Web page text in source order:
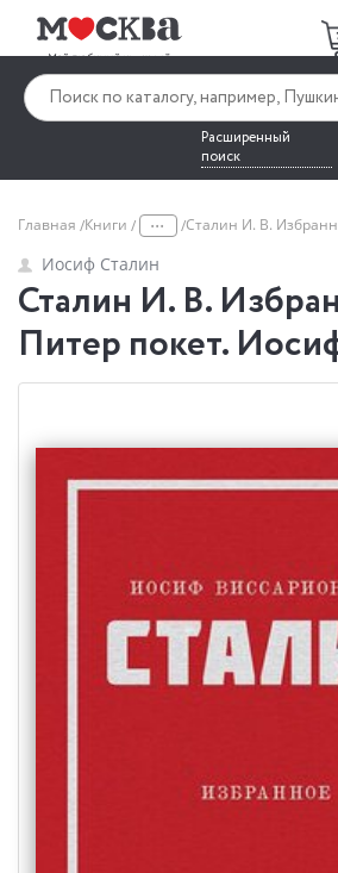
Расширенный
поиск
Главная Книги ... Сталин И. В.
Иосиф Сталин
Сталин И. В.
Питер покет.